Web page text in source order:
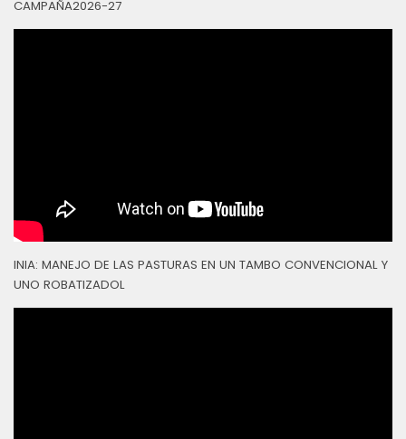
CAMPAÑA2026-27
INIA: MANEJO DE LAS PASTURAS EN UN TAMBO CONVENCIONAL Y
UNO ROBATIZADOL